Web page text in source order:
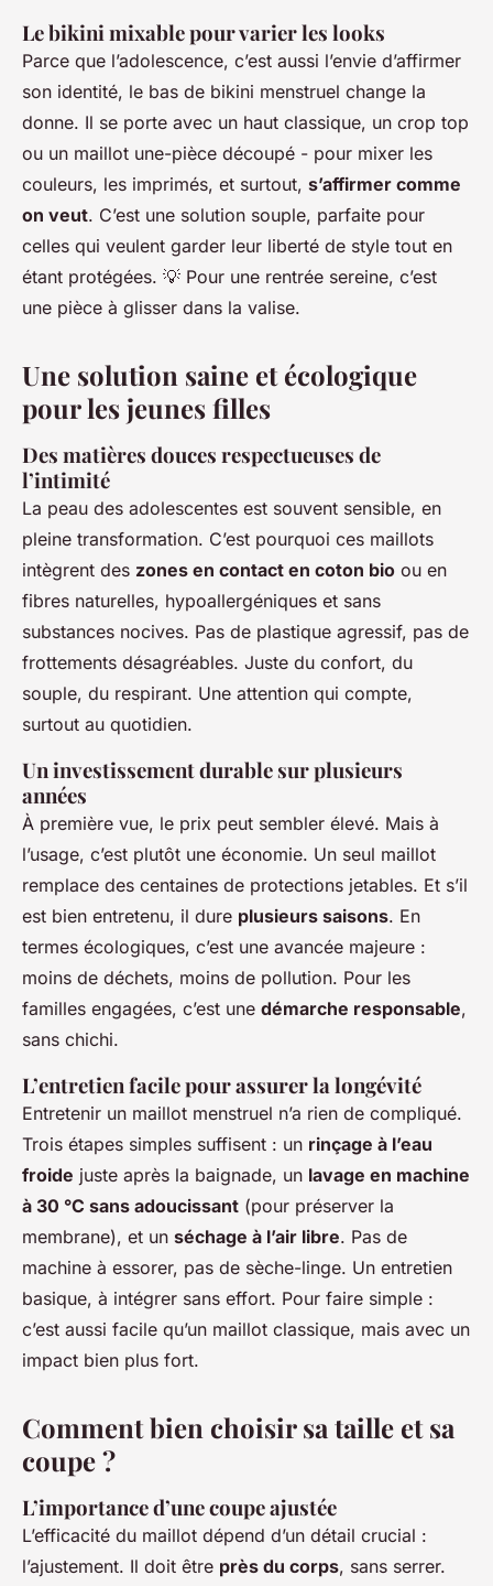
Le bikini mixable pour varier les looks
Parce que l’adolescence, c’est aussi l’envie d’affirmer
son identité, le bas de bikini menstruel change la
donne. Il se porte avec un haut classique, un crop top
ou un maillot une-pièce découpé - pour mixer les
couleurs, les imprimés, et surtout, s’affirmer comme
on veut. C’est une solution souple, parfaite pour
celles qui veulent garder leur liberté de style tout en
étant protégées. 💡 Pour une rentrée sereine, c’est
une pièce à glisser dans la valise.
Une solution saine et écologique
pour les jeunes filles
Des matières douces respectueuses de
l’intimité
La peau des adolescentes est souvent sensible, en
pleine transformation. C’est pourquoi ces maillots
intègrent des zones en contact en coton bio ou en
fibres naturelles, hypoallergéniques et sans
substances nocives. Pas de plastique agressif, pas de
frottements désagréables. Juste du confort, du
souple, du respirant. Une attention qui compte,
surtout au quotidien.
Un investissement durable sur plusieurs
années
À première vue, le prix peut sembler élevé. Mais à
l’usage, c’est plutôt une économie. Un seul maillot
remplace des centaines de protections jetables. Et s’il
est bien entretenu, il dure plusieurs saisons. En
termes écologiques, c’est une avancée majeure :
moins de déchets, moins de pollution. Pour les
familles engagées, c’est une démarche responsable,
sans chichi.
L’entretien facile pour assurer la longévité
Entretenir un maillot menstruel n’a rien de compliqué.
Trois étapes simples suffisent : un rinçage à l’eau
froide juste après la baignade, un lavage en machine
à 30 °C sans adoucissant (pour préserver la
membrane), et un séchage à l’air libre. Pas de
machine à essorer, pas de sèche-linge. Un entretien
basique, à intégrer sans effort. Pour faire simple :
c’est aussi facile qu’un maillot classique, mais avec un
impact bien plus fort.
Comment bien choisir sa taille et sa
coupe ?
L’importance d’une coupe ajustée
L’efficacité du maillot dépend d’un détail crucial :
l’ajustement. Il doit être près du corps, sans serrer.